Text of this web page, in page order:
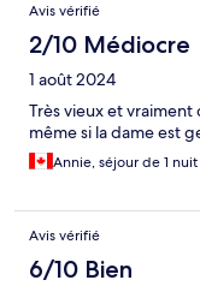
Avis vérifié
2/10 Médiocre
1 août 2024
Très vieux et
même si la dame est
Annie, séjour de 1 nuit
Avis vérifié
6/10 Bien